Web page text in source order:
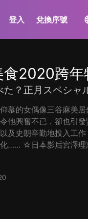
登入 兌換序號
食2020跨年
た？正月スペシャ
慕的女偶像三谷麻美
他興奮不已，卻也引發
及史朗辛勤地投入工作
化…… ☆日本影后宮澤理